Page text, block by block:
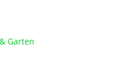
Garten